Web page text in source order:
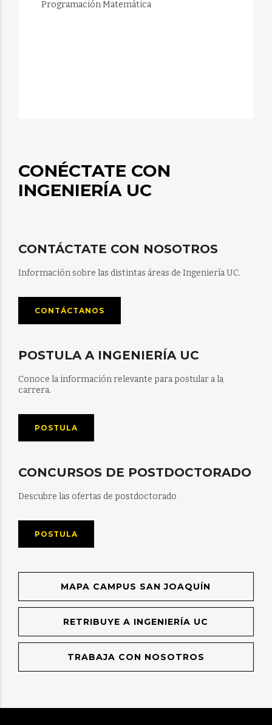
 Programación Matemática
CONÉCTATE CON
INGENIERÍA UC
CONTÁCTATE CON NOSOTROS
Información sobre las distintas áreas de Ingeniería UC.
CONTÁCTANOS
POSTULA A INGENIERÍA UC
Conoce la información relevante para postular a la
carrera.
POSTULA
CONCURSOS DE POSTDOCTORADO
Descubre las ofertas de postdoctorado
POSTULA
MAPA CAMPUS SAN JOAQUÍN
RETRIBUYE A INGENIERÍA UC
TRABAJA CON NOSOTROS